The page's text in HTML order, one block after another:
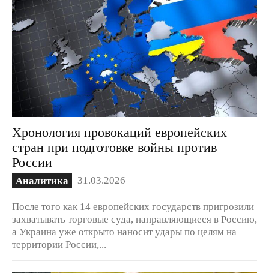
Хронология провокаций европейских
стран при подготовке войны против
России
Аналитика 31.03.2026
После того как 14 европейских государств пригрозили
захватывать торговые суда, направляющиеся в Россию,
а Украина уже открыто наносит удары по целям на
территории России,...